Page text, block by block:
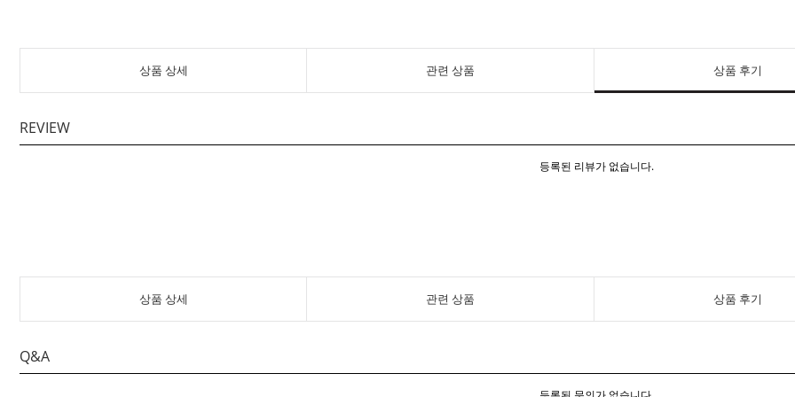
상품 상세 관련 상품 상품 후기
REVIEW
등록된 리뷰가 없습니다.
상품 상세 관련 상품 상품 후기
Q&A